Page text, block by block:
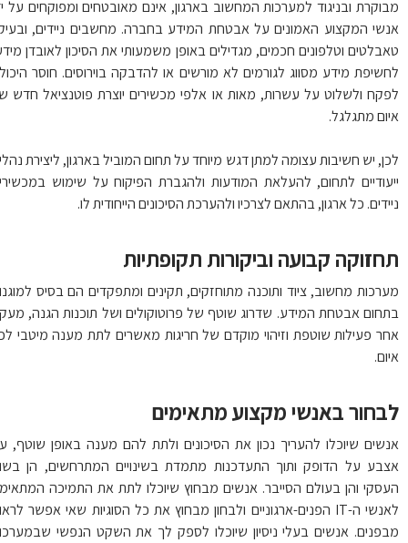
ובניגוד למערכות המחשוב בארגון, אינם מאובטחים ומפוקחים על ידי
המקצוע האמונים על אבטחת המידע בחברה. מחשבים ניידים, ובעיקר
וטלפונים חכמים, מגדילים באופן משמעותי את הסיכון לאובדן מידע,
מידע מסווג לגורמים לא מורשים או להדבקה בוירוסים. חוסר היכולת
ולשלוט על עשרות, מאות או אלפי מכשירים יוצרת פוטנציאל חדש של
מתגלגל.
יש חשיבות עצומה למתן דגש מיוחד על תחום המוביל בארגון, ליצירת נהלים
לתחום, להעלאת המודעות ולהגברת הפיקוח על שימוש במכשירים
כל ארגון, בהתאם לצרכיו ולהערכת הסיכונים הייחודית לו.
קבועה וביקורות תקופתיות
מחשוב, ציוד ותוכנה מתוחזקים, תקינים ומתפקדים הם בסיס למוגנות
אבטחת המידע. שדרוג שוטף של פרוטוקולים ושל תוכנות הגנה, מעקב
פעילות שוטפת וזיהוי מוקדם של חריגות מאשרים לתת מענה מיטבי לכל
באנשי מקצוע מתאימים
שיוכלו להעריך נכון את הסיכונים ולתת להם מענה באופן שוטף, עם
על הדופק ותוך התעדכנות מתמדת בשינויים המתרחשים, הן בשוק
והן בעולם הסייבר. אנשים מבחוץ שיוכלו לתת את התמיכה המתאימה
לאנשי ה-IT הפנים-ארגוניים ולבחון מבחוץ את כל הסוגיות שאי אפשר לראות
אנשים בעלי ניסיון שיוכלו לספק לך את השקט הנפשי שבמערכות